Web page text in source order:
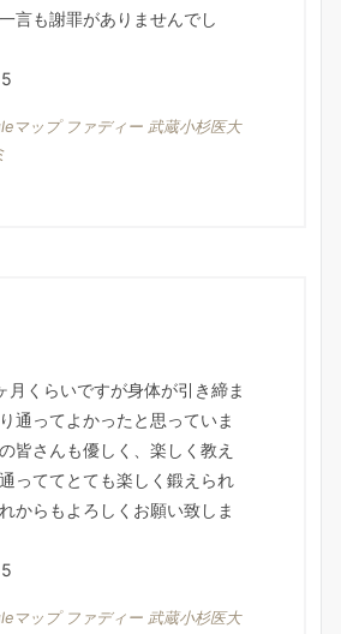
言も謝罪がありませんでし
5
マップ ファディー 武蔵小杉医大
月くらいですが身体が引き締ま
通ってよかったと思っていま
皆さんも優しく、楽しく教え
っててとても楽しく鍛えられ
からもよろしくお願い致しま
5
マップ ファディー 武蔵小杉医大